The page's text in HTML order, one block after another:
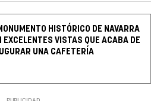
HISTÓRICO DE NAVARRA
EXCELENTES VISTAS QUE ACABA DE
UNA CAFETERÍA